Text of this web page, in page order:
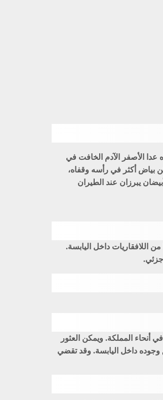
الأصفر الآدم الخافت في
بياض أكثر في رأسه وقفاه،
يبرزان عند الطيران
اللافقاريات داخل اليابسة.
جزئي.
أنحاء المملكة. ويمكن العثور
وجوده داخل اليابسة. وقد تقضي